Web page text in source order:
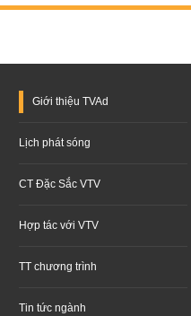
Giới thiệu TVAd
Lịch phát sóng
CT Đặc Sắc VTV
Hợp tác với VTV
TT chương trình
Tin tức ngành